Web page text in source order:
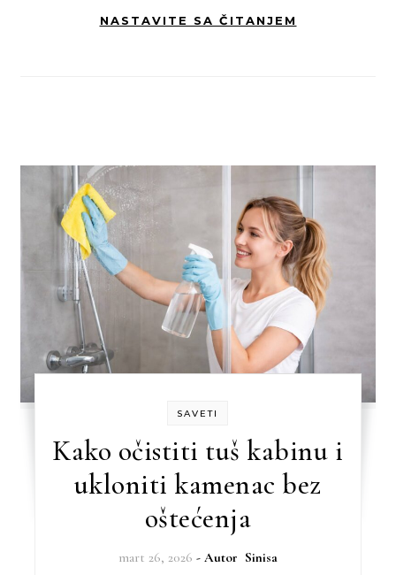
NASTAVITE SA ČITANJEM
SAVETI
Kako očistiti tuš kabinu i
ukloniti kamenac bez
oštećenja
mart 26, 2026 - Autor Sinisa